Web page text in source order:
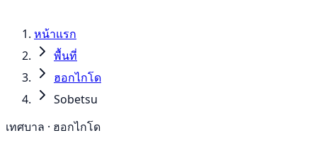
หน้าแรก
พื้นที่
ฮอกไกโด
Sobetsu
เทศบาล · ฮอกไกโด